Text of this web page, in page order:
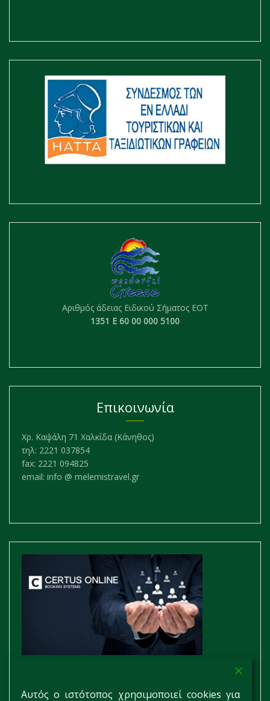
Αριθμός άδειας Ειδικού Σήματος ΕΟΤ
1351 Ε 60 00 000 5100
Επικοινωνία
Χρ. Καψάλη 71 Χαλκίδα (Κάνηθος)
τηλ: 2221 037854
fax: 2221 094825
email: info @ melemistravel.gr
Αυτός ο ιστότοπος χρησιμοποιεί cookies για